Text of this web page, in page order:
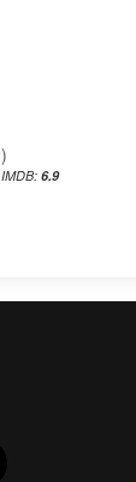
IMDB: 6.9